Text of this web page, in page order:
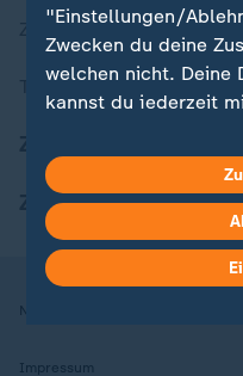
ZDFheute Stories
Themen im Überblick
ZDFheute Apps
Nutzungsbedingungen
Impressum
"Einstellungen/
Zwecken du deine
welchen nicht. Deine
kannst du jederzeit
Hier findest du das
Weitere